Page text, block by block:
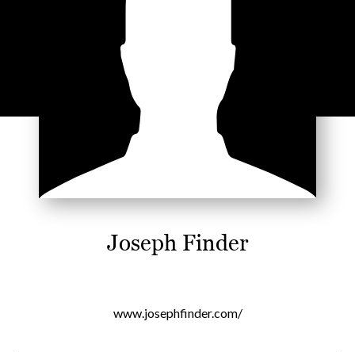
Joseph Finder
www.josephfinder.com/